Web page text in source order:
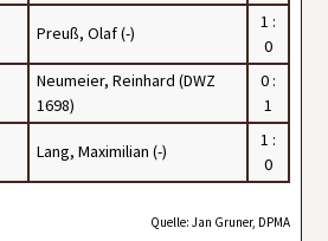
Preuß, Olaf (-)
1 :
0
Neumeier, Reinhard (DWZ
1698)
0 :
1
Lang, Maximilian (-)
1 :
0
Quelle: Jan Gruner, DPMA